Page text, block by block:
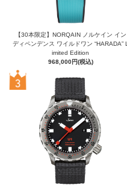
【30本限定】NORQAIN ノルケイン イン
ディペンデンス ワイルドワン “HARADA” L
imited Edition
968,000円(税込)